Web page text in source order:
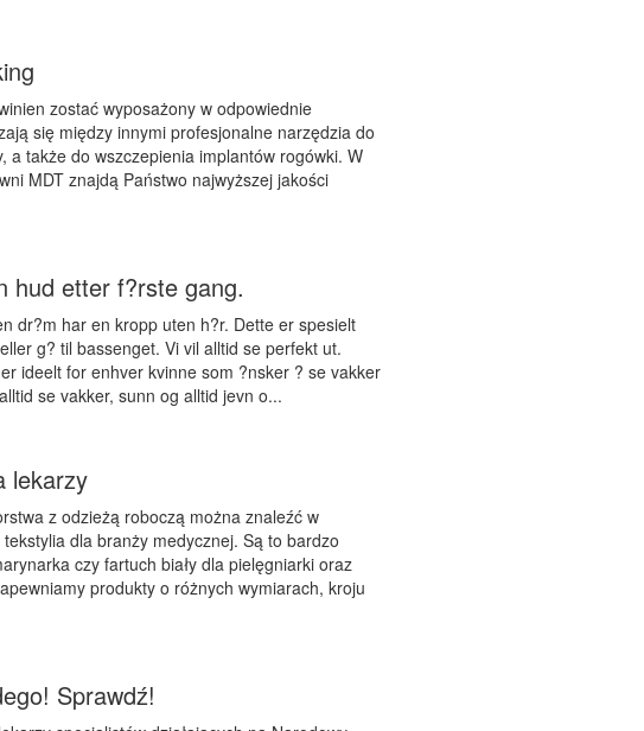
zostać wyposażony w odpowiednie
się między innymi profesjonalne narzędzia do
a także do wszczepienia implantów rogówki. W
MDT znajdą Państwo najwyższej jakości
hud etter f?rste gang.
dr?m har en kropp uten h?r. Dette er spesielt
g? til bassenget. Vi vil alltid se perfekt ut.
ideelt for enhver kvinne som ?nsker ? se vakker
se vakker, sunn og alltid jevn o...
lekarzy
z odzieżą roboczą można znaleźć w
dla branży medycznej. Są to bardzo
czy fartuch biały dla pielęgniarki oraz
produkty o różnych wymiarach, kroju
Sprawdź!